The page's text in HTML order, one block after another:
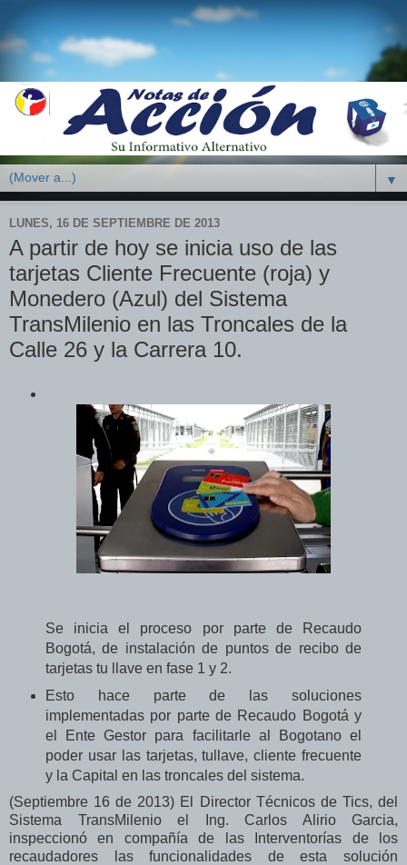
▼
LUNES, 16 DE SEPTIEMBRE DE 2013
A partir de hoy se inicia uso de las
tarjetas Cliente Frecuente (roja) y
Monedero (Azul) del Sistema
TransMilenio en las Troncales de la
Calle 26 y la Carrera 10.
Se inicia el proceso por parte de Recaudo
Bogotá, de instalación de puntos de recibo de
tarjetas tu llave en fase 1 y 2.
Esto hace parte de las soluciones
implementadas por parte de Recaudo Bogotá y
el Ente Gestor para facilitarle al Bogotano el
poder usar las tarjetas, tullave, cliente frecuente
y la Capital en las troncales del sistema.
(Septiembre 16 de 2013) El Director Técnicos de Tics, del
Sistema TransMilenio el Ing. Carlos Alirio Garcia,
inspeccionó en compañía de las Interventorías de los
recaudadores las funcionalidades de esta solución